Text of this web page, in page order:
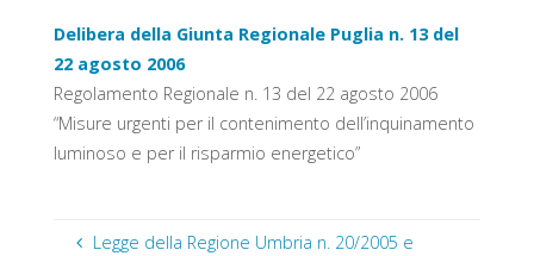
Delibera della Giunta Regionale Puglia n. 13 del
22 agosto 2006
Regolamento Regionale n. 13 del 22 agosto 2006
“Misure urgenti per il contenimento dell’inquinamento
luminoso e per il risparmio energetico”
Legge della Regione Umbria n. 20/2005 e